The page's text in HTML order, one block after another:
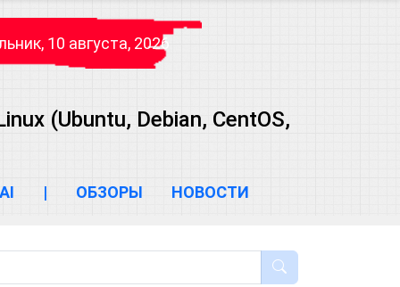
10 августа, 2026
(Ubuntu, Debian, CentOS,
AI | ОБЗОРЫ НОВОСТИ